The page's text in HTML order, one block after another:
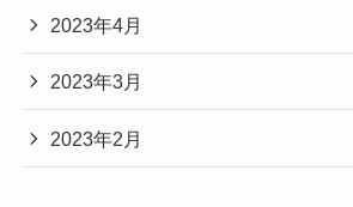
2023年4月
2023年3月
2023年2月